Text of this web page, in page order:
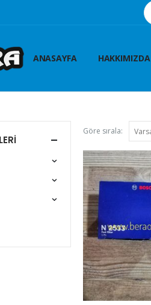
ANASAYFA HAKKIMIZDA
Göre sırala: